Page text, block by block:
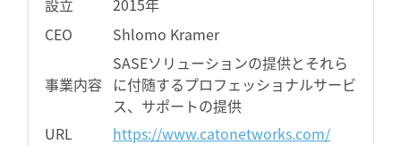
設立
2015年
CEO
Shlomo Kramer
事業内容
SASEソリューションの提供とそれら
に付随するプロフェッショナルサービ
ス、サポートの提供
URL
https://www.catonetworks.com/